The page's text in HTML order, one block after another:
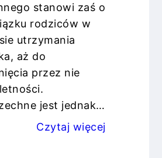
stanowi zaś o
rodziców w
utrzymania
aż do
przez nie
jest jednak…
Czytaj więcej